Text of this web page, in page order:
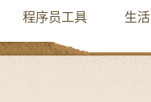
程序员工具 生活